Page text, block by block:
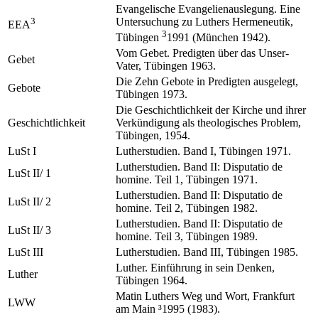
EEA3
Evangelische Evangelienauslegung. Eine
Untersuchung zu Luthers Hermeneutik,
Tübingen 31991 (München 1942).
Gebet
Vom Gebet. Predigten über das Unser-
Vater, Tübingen 1963.
Gebote
Die Zehn Gebote in Predigten ausgelegt,
Tübingen 1973.
Geschichtlichkeit
Die Geschichtlichkeit der Kirche und ihrer
Verkündigung als theologisches Problem,
Tübingen, 1954.
LuSt I
Lutherstudien. Band I, Tübingen 1971.
LuSt II/ 1
Lutherstudien. Band II: Disputatio de
homine. Teil 1, Tübingen 1971.
LuSt II/ 2
Lutherstudien. Band II: Disputatio de
homine. Teil 2, Tübingen 1982.
LuSt II/ 3
Lutherstudien. Band II: Disputatio de
homine. Teil 3, Tübingen 1989.
LuSt III
Lutherstudien. Band III, Tübingen 1985.
Luther
Luther. Einführung in sein Denken,
Tübingen 1964.
LWW
Matin Luthers Weg und Wort, Frankfurt
am Main ³1995 (1983).